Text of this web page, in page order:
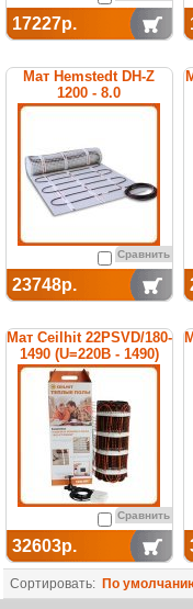
17227р.
Мат Hemstedt DH-Z
1200 - 8.0
одножильный
Сравнить
23748р.
Мат Ceilhit 22PSVD/180-
1490 (U=220В - 1490)
Сравнить
32603р.
Сортировать: По